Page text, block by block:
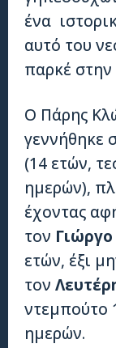
ένα
αυτό του
παρκέ
Ο Πάρης
γεννήθηκε
(14 ετών,
ημερών),
έχοντας
τον
ετών, έξι
τον
ντεμπούτο
ημερών.